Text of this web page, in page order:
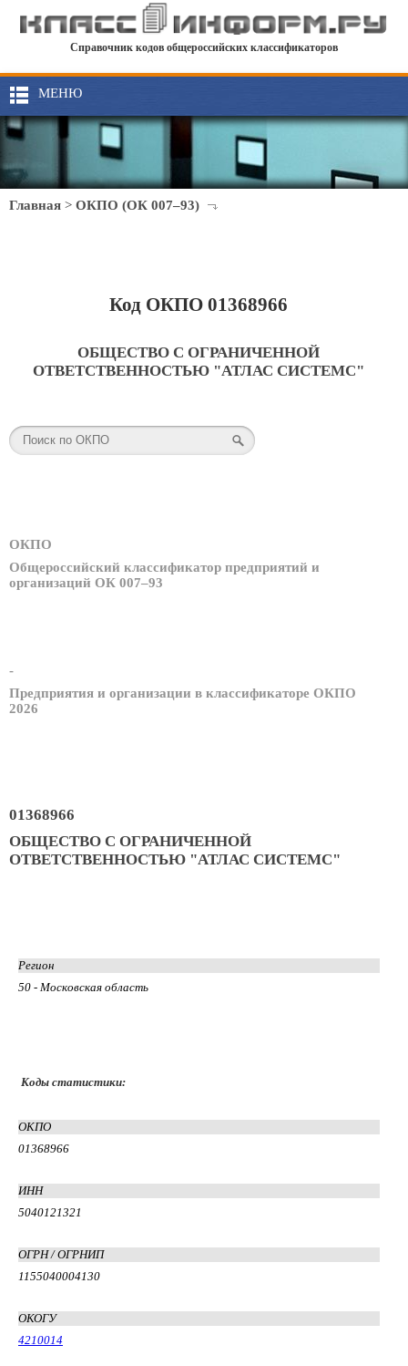
Справочник кодов общероссийских классификаторов
МЕНЮ
Главная > ОКПО (ОК 007–93)
Код ОКПО 01368966
ОБЩЕСТВО С ОГРАНИЧЕННОЙ
ОТВЕТСТВЕННОСТЬЮ "АТЛАС СИСТЕМС"
ОКПО
Общероссийский классификатор предприятий и
организаций ОК 007–93
-
Предприятия и организации в классификаторе ОКПО
2026
01368966
ОБЩЕСТВО С ОГРАНИЧЕННОЙ
ОТВЕТСТВЕННОСТЬЮ "АТЛАС СИСТЕМС"
Регион
50 - Московская область
Коды статистики:
ОКПО
01368966
ИНН
5040121321
ОГРН / ОГРНИП
1155040004130
ОКОГУ
4210014